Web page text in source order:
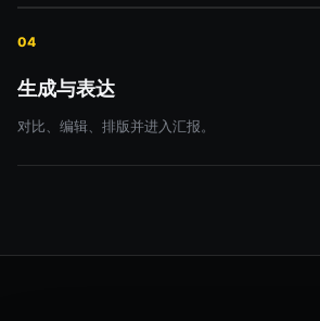
04
生成与表达
对比、编辑、排版并进入汇报。